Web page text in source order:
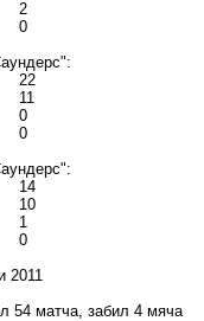
2
0
22
11
0
0
14
10
1
0
2011
54 матча, забил 4 мяча